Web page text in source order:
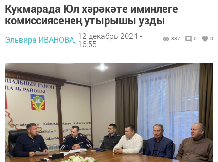
Кукмарада Юл хәрәкәте иминлеге
комиссиясенең утырышы узды
Эльвира ИВАНОВА, 12 декабрь 2024 -
16:55
887 0 0